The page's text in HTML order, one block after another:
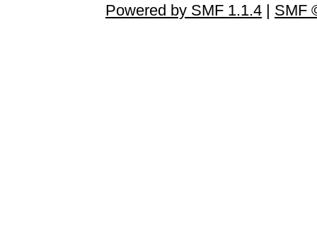
Powered by SMF 1.1.4 | SMF